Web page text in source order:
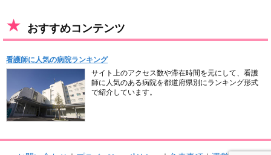
おすすめコンテンツ
看護師に人気の病院ランキング
サイト上のアクセス数や滞在時間を元にして、看護
師に人気のある病院を都道府県別にランキング形式
で紹介しています。